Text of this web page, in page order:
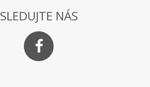
SLEDUJTE NÁS